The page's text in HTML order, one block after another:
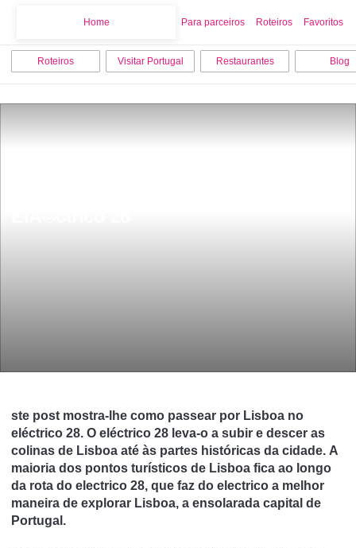
Home Para parceiros Roteiros Favoritos
Roteiros Visitar Portugal Restaurantes Blog
ste post mostra-lhe como passear por Lisboa no
eléctrico 28. O eléctrico 28 leva-o a subir e descer as
colinas de Lisboa até às partes históricas da cidade. A
maioria dos pontos turísticos de Lisboa fica ao longo
da rota do electrico 28, que faz do electrico a melhor
maneira de explorar Lisboa, a ensolarada capital de
Portugal.